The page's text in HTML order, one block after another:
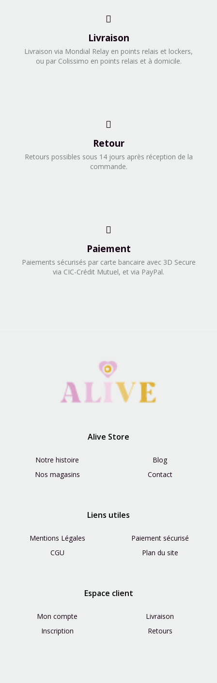
Livraison
​Livraison via Mondial Relay en points relais et lockers,
ou par Colissimo en points relais et à domicile.​
Retour
Retours possibles sous 14 jours après réception de la
commande.
Paiement
Paiements sécurisés par carte bancaire avec 3D Secure
via CIC-Crédit Mutuel, et via PayPal.​
Alive Store
Notre histoire
Nos magasins
Blog
Contact
Liens utiles
Mentions Légales
CGU
Paiement sécurisé
Plan du site
Espace client
Mon compte
Inscription
Livraison
Retours